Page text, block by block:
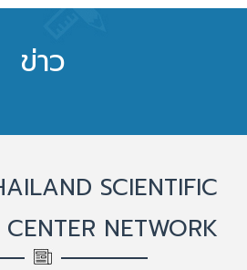
ข่าว
SCIENTIFIC
NETWORK